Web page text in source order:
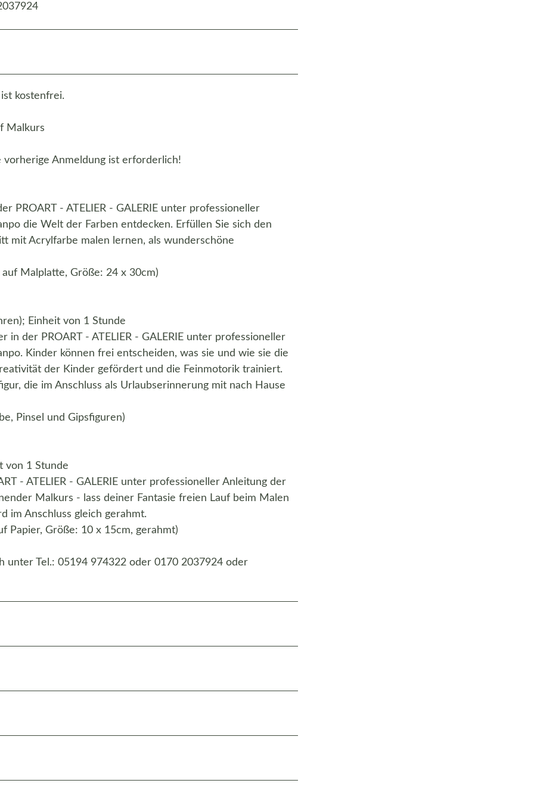
ist kostenfrei.
Malkurs
vorherige Anmeldung ist erforderlich!
PROART - ATELIER - GALERIE unter professioneller
die Welt der Farben entdecken. Erfüllen Sie sich den
mit Acrylfarbe malen lernen, als wunderschöne
Malplatte, Größe: 24 x 30cm)
Einheit von 1 Stunde
der PROART - ATELIER - GALERIE unter professioneller
Kinder können frei entscheiden, was sie und wie sie die
der Kinder gefördert und die Feinmotorik trainiert.
die im Anschluss als Urlaubserinnerung mit nach Hause
Pinsel und Gipsfiguren)
von 1 Stunde
- ATELIER - GALERIE unter professioneller Anleitung der
Malkurs - lass deiner Fantasie freien Lauf beim Malen
im Anschluss gleich gerahmt.
Papier, Größe: 10 x 15cm, gerahmt)
unter Tel.: 05194 974322 oder 0170 2037924 oder